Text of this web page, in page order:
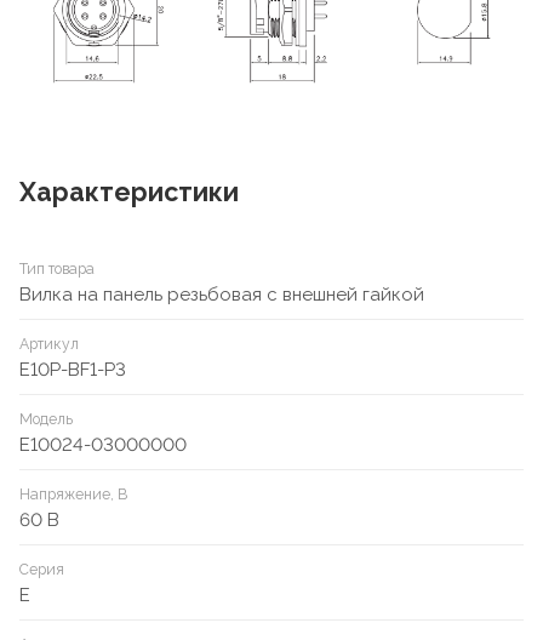
Характеристики
Тип товара
Вилка на панель резьбовая с внешней гайкой
Артикул
E10P-BF1-P3
Модель
E10024-03000000
Напряжение, В
60 В
Серия
E